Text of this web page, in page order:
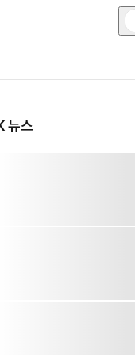
뉴스